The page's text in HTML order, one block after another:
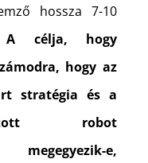
hossza 7-10
célja, hogy
hogy az
stratégia és a
robot
megegyezik-e,